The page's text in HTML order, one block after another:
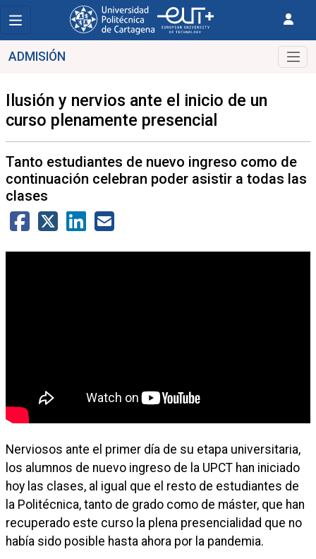
ADMISIÓN
Ilusión y nervios ante el inicio de un
curso plenamente presencial
Tanto estudiantes de nuevo ingreso como de
continuación celebran poder asistir a todas las
clases
Nerviosos ante el primer día de su etapa universitaria,
los alumnos de nuevo ingreso de la UPCT han iniciado
hoy las clases, al igual que el resto de estudiantes de
la Politécnica, tanto de grado como de máster, que han
recuperado este curso la plena presencialidad que no
había sido posible hasta ahora por la pandemia.